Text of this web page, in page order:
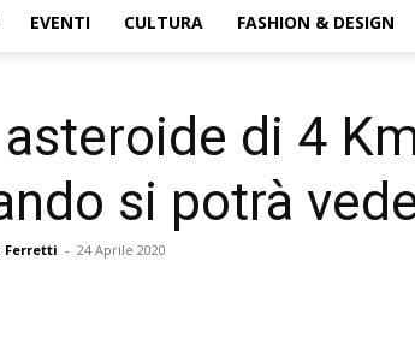
Eventi
EVENTI CULTURA FASHION & DESIGN
asteroide di 4
si potrà
Ferretti - 24 Aprile 2020